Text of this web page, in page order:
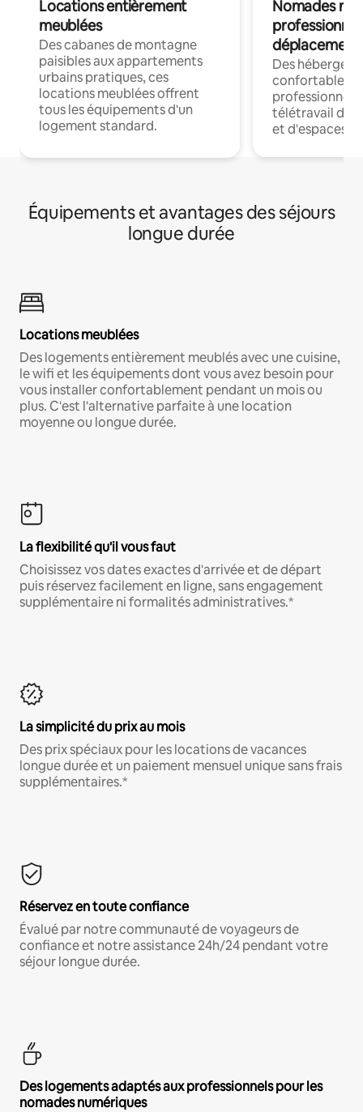
Locations entièrement
meublées
Des cabanes de montagne
paisibles aux appartements
urbains pratiques, ces
locations meublées offrent
tous les équipements d'un
logement standard.
Nomades
déplacement
Des
confortables
professionnels
télétravail
et d'espaces
Équipements et avantages des séjours
longue durée
Locations meublées
Des logements entièrement meublés avec une cuisine,
le wifi et les équipements dont vous avez besoin pour
vous installer confortablement pendant un mois ou
plus. C'est l'alternative parfaite à une location
moyenne ou longue durée.
La flexibilité qu'il vous faut
Choisissez vos dates exactes d'arrivée et de départ
puis réservez facilement en ligne, sans engagement
supplémentaire ni formalités administratives.*
La simplicité du prix au mois
Des prix spéciaux pour les locations de vacances
longue durée et un paiement mensuel unique sans frais
supplémentaires.*
Réservez en toute confiance
Évalué par notre communauté de voyageurs de
confiance et notre assistance 24h/24 pendant votre
séjour longue durée.
Des logements adaptés aux professionnels pour les
nomades numériques